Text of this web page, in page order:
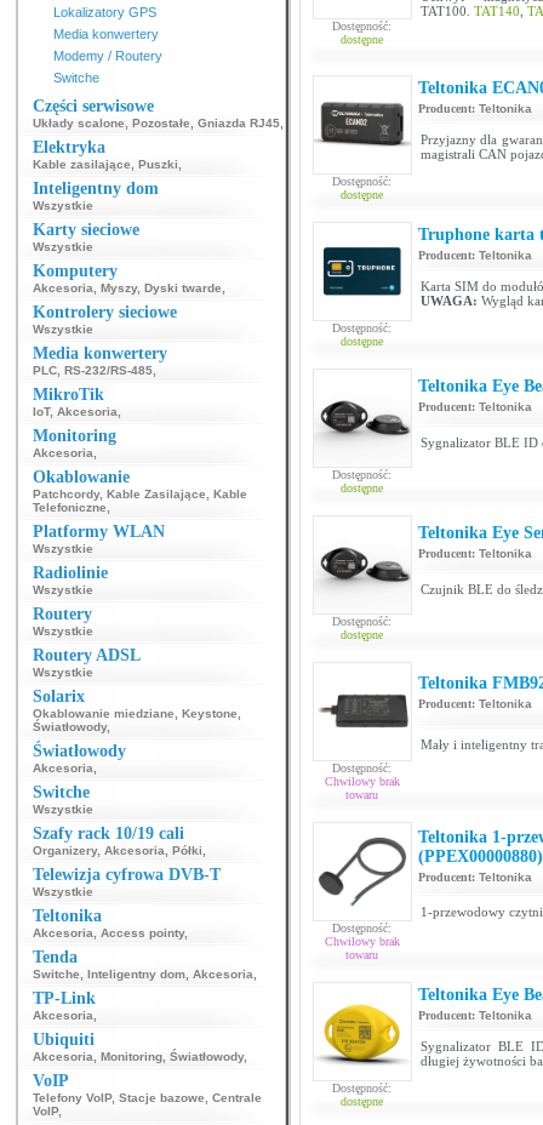
Lokalizatory GPS
Media konwertery
Modemy / Routery
Switche
Części serwisowe
Układy scalone Pozostałe Gniazda RJ45
Elektryka
Kable zasilające Puszki
Inteligentny dom
Wszystkie
Karty sieciowe
Wszystkie
Komputery
Akcesoria Myszy, Dyski twarde
Kontrolery sieciowe
Wszystkie
Media konwertery
PLC RS-232/RS-485
MikroTik
IoT, Akcesoria
Monitoring
Akcesoria
Okablowanie
Patchcordy, Kable Zasilające
Kable
Telefoniczne
Platformy WLAN
Wszystkie
Radiolinie
Wszystkie
Routery
Wszystkie
Routery ADSL
Wszystkie
Solarix
Okablowanie miedziane Keystone
Światłowody,
Światłowody
Akcesoria
Switche
Wszystkie
Szafy rack 10/19 cali
Organizery, Akcesoria Półki
Telewizja cyfrowa DVB-T
Wszystkie
Teltonika
Akcesoria Access pointy,
Tenda
Switche Inteligentny dom Akcesoria
TP-Link
Akcesoria
Ubiquiti
Akcesoria Monitoring Światłowody,
VoIP
Telefony VoIP, Stacje bazowe
Centrale
VoIP,
Dostępność:
dostępne
TAT100. TAT140
Dostępność:
dostępne
Teltonika
Producent: Teltonika
Przyjazny dla
magistrali CAN
Dostępność:
dostępne
Truphone karta
Producent: Teltonika
Karta SIM do
UWAGA: Wygląd
Dostępność:
dostępne
Teltonika Eye
Producent: Teltonika
Sygnalizator BLE ID
Dostępność:
dostępne
Teltonika Eye
Producent: Teltonika
Czujnik BLE do
Dostępność:
Chwilowy brak
towaru
Teltonika
Producent: Teltonika
Mały i inteligentny
Dostępność:
Chwilowy brak
towaru
Teltonika 1-
(PPEX00000880)
Producent: Teltonika
1-przewodowy
Dostępność:
dostępne
Teltonika Eye
Producent: Teltonika
Sygnalizator BLE
długiej żywotności